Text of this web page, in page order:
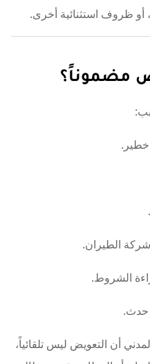
أو ظروف استثنائية أخرى.
مضموناً؟
الطيران.
الشروط.
حدث.
أن التعويض ليس تلقائياً،